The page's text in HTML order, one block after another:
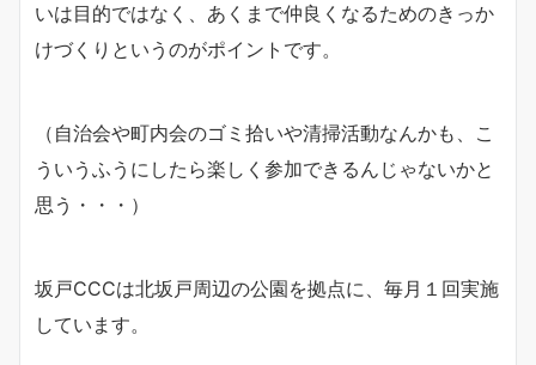
いは目的ではなく、あくまで仲良くなるためのきっか
けづくりというのがポイントです。
（自治会や町内会のゴミ拾いや清掃活動なんかも、こ
ういうふうにしたら楽しく参加できるんじゃないかと
思う・・・）
坂戸CCCは北坂戸周辺の公園を拠点に、毎月１回実施
しています。